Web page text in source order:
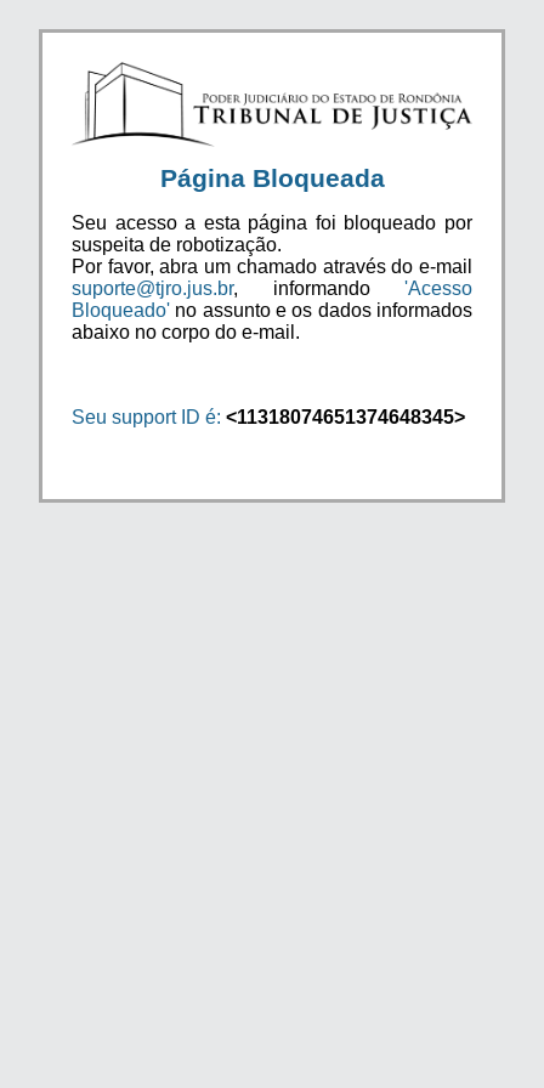
Página Bloqueada
Seu acesso a esta página foi bloqueado por
suspeita de robotização.
Por favor, abra um chamado através do e-mail
suporte@tjro.jus.br, informando 'Acesso
Bloqueado' no assunto e os dados informados
abaixo no corpo do e-mail.
Seu support ID é: <11318074651374648345>